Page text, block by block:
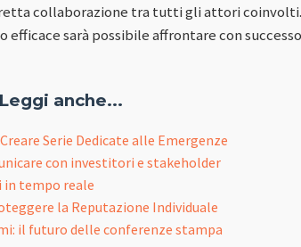
collaborazione tra tutti gli attori
sarà possibile affrontare con
Leggi anche...
Serie Dedicate alle Emergenze
con investitori e stakeholder
in tempo reale
la Reputazione Individuale
il futuro delle conferenze stampa